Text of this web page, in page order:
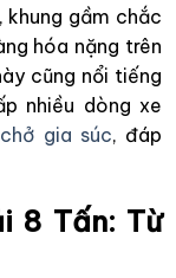
gầm chắc
hóa nặng trên
cũng nổi tiếng
nhiều dòng xe
gia súc, đáp
8 Tấn: Từ